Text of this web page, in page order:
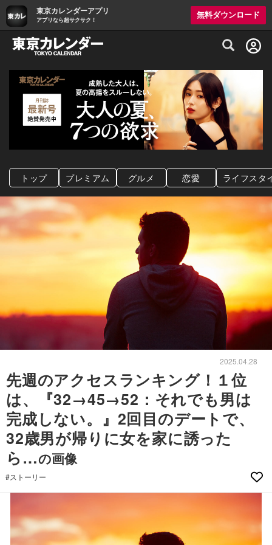
東京カレンダーアプリ
アプリなら超サクサク！
無料ダウンロード
グルメ情報・プレミアムレストラン予約
トップ プレミアム グルメ 恋愛 ライフスタ
2025.04.28
先週のアクセスランキング！１位
は、『32→45→52：それでも男は
完成しない。』2回目のデートで、
32歳男が帰りに女を家に誘った
ら…の画像
#ストーリー